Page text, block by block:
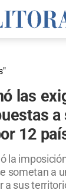
las
a
12
la
sometan a
a sus